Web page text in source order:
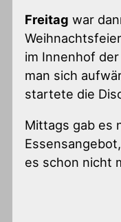
Freitag war
im Innenhof
man sich
startete die
Mittags gab es
es schon nicht